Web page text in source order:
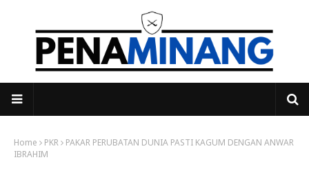
Home PKR
PAKAR PERUBATAN DUNIA PASTI KAGUM DENGAN ANWAR
IBRAHIM